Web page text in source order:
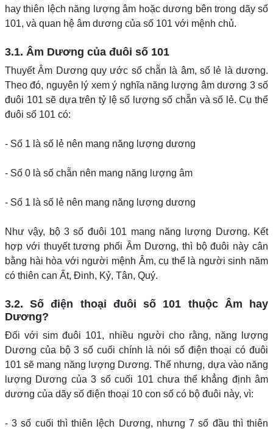
hay thiên lệch năng lượng âm hoặc dương bên trong dãy số
101, và quan hệ âm dương của số 101 với mệnh chủ.
3.1. Âm Dương của đuôi số 101
Thuyết Âm Dương quy ước số chẵn là âm, số lẻ là dương.
Theo đó, nguyên lý xem ý nghĩa năng lượng âm dương 3 số
đuôi 101 sẽ dựa trên tỷ lệ số lượng số chẵn và số lẻ. Cụ thể
đuôi số 101 có:
- Số 1 là số lẻ nên mang năng lượng dương
- Số 0 là số chẵn nên mang năng lượng âm
- Số 1 là số lẻ nên mang năng lượng dương
Như vậy, bộ 3 số đuôi 101 mang năng lượng Dương. Kết
hợp với thuyết tương phối Âm Dương, thì bộ đuôi này cân
bằng hài hòa với người mệnh Âm, cụ thể là người sinh năm
có thiên can Ất, Đinh, Kỷ, Tân, Quý.
3.2. Số điện thoại đuôi số 101 thuộc Âm hay
Dương?
Đối với sim đuôi 101, nhiều người cho rằng, năng lượng
Dương của bộ 3 số cuối chính là nói số điện thoại có đuôi
101 sẽ mang năng lượng Dương. Thế nhưng, dựa vào năng
lượng Dương của 3 số cuối 101 chưa thể khẳng định âm
dương của dãy số điện thoại 10 con số có bộ đuôi này, vì:
- 3 số cuối thì thiên lệch Dương, nhưng 7 số đầu thì thiên